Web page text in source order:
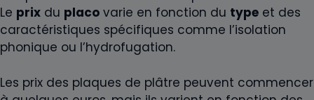
Le prix du placo varie en fonction du type et des
caractéristiques spécifiques comme l’isolation
phonique ou l’hydrofugation.
Les prix des plaques de plâtre peuvent commencer